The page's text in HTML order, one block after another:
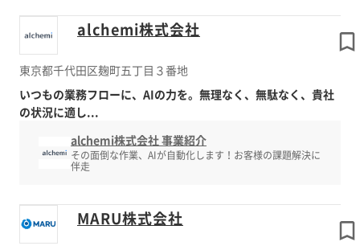
alchemi株式会社
東京都千代田区麹町五丁目３番地
いつもの業務フローに、AIの力を。無理なく、無駄なく、貴社
の状況に適し...
alchemi株式会社 事業紹介
その面倒な作業、AIが自動化します！お客様の課題解決に
伴走
MARU株式会社